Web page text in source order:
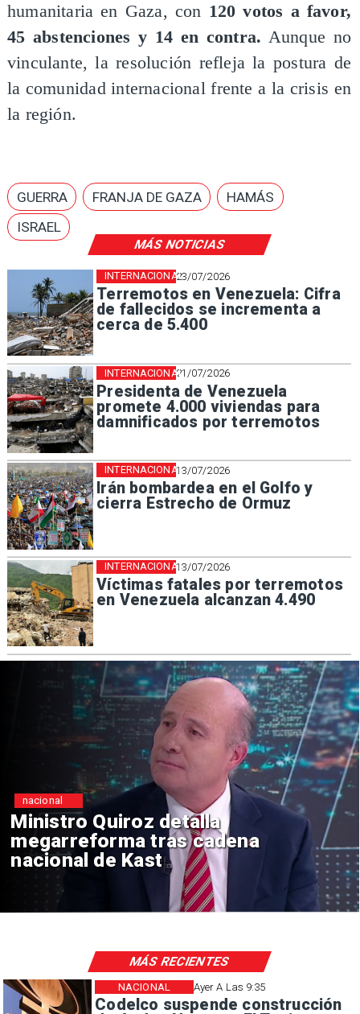
MÁS NOTICIAS
23/07/2026
Terremotos en Venezuela: Cifra
de fallecidos se incrementa a
cerca de 5.400
INTERNACIONAL
21/07/2026
Presidenta de Venezuela
promete 4.000 viviendas para
damnificados por terremotos
INTERNACIONAL
13/07/2026
Irán bombardea en el Golfo y
cierra Estrecho de Ormuz
INTERNACIONAL
13/07/2026
Víctimas fatales por terremotos
en Venezuela alcanzan 4.490
INTERNACIONAL
humanitaria en Gaza, con 120 votos a favor,
45 abstenciones y 14 en contra. Aunque no
vinculante, la resolución refleja la postura de
la comunidad internacional frente a la crisis en
la región.
GUERRA FRANJA DE GAZA
HAMÁS
ISRAEL
Gobierno evalúa nuevo estado
de excepción en barrios con
alta criminalidad
nacional
Ayer A Las 9:35
Codelco suspende construcción
NACIONAL
MÁS RECIENTES